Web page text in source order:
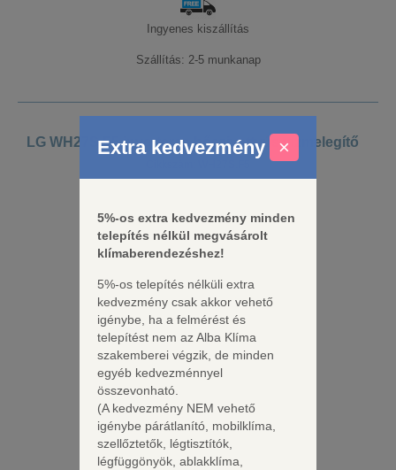
Ingyenes kiszállítás
Szállítás: 2-5 munkanap
LG WH27S.F5 inverteres hőszivattyús vízmelegítő
Extra kedvezmény ×
5%-os extra kedvezmény minden
telepítés nélkül megvásárolt
klímaberendezéshez!
5%-os telepítés nélküli extra
kedvezmény csak akkor vehető
igénybe, ha a felmérést és
telepítést nem az Alba Klíma
szakemberei végzik, de minden
egyéb kedvezménnyel
összevonható.
(A kedvezmény NEM vehető
igénybe párátlanító, mobilklíma,
szellőztetők, légtisztítók,
légfüggönyök, ablakklíma,